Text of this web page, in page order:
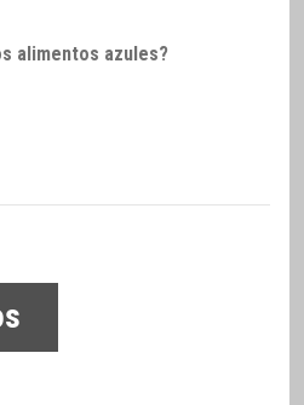
alimentos azules?